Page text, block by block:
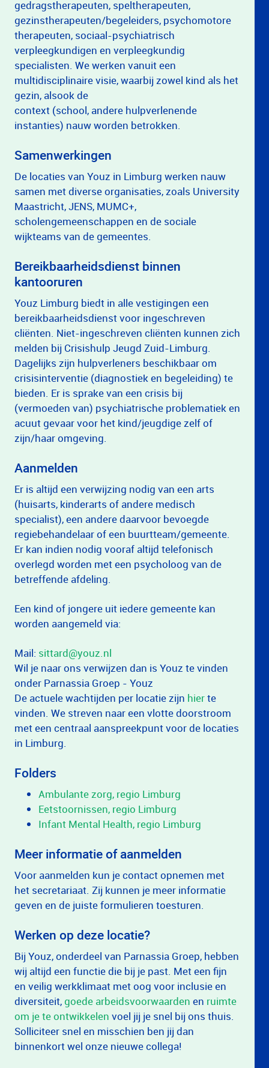
gedragstherapeuten, speltherapeuten,
gezinstherapeuten/begeleiders, psychomotore
therapeuten, sociaal-psychiatrisch
verpleegkundigen en verpleegkundig
specialisten. We werken vanuit een
multidisciplinaire visie, waarbij zowel kind als het
gezin, alsook de
context (school, andere hulpverlenende
instanties) nauw worden betrokken.
Samenwerkingen
De locaties van Youz in Limburg werken nauw
samen met diverse organisaties, zoals University
Maastricht, JENS, MUMC+,
scholengemeenschappen en de sociale
wijkteams van de gemeentes.
Bereikbaarheidsdienst binnen
kantooruren
Youz Limburg biedt in alle vestigingen een
bereikbaarheidsdienst voor ingeschreven
cliënten. Niet-ingeschreven cliënten kunnen zich
melden bij Crisishulp Jeugd Zuid-Limburg.
Dagelijks zijn hulpverleners beschikbaar om
crisisinterventie (diagnostiek en begeleiding) te
bieden. Er is sprake van een crisis bij
(vermoeden van) psychiatrische problematiek en
acuut gevaar voor het kind/jeugdige zelf of
zijn/haar omgeving.
Aanmelden
Er is altijd een verwijzing nodig van een arts
(huisarts, kinderarts of andere medisch
specialist), een andere daarvoor bevoegde
regiebehandelaar of een buurtteam/gemeente.
Er kan indien nodig vooraf altijd telefonisch
overlegd worden met een psycholoog van de
betreffende afdeling.
Een kind of jongere uit iedere gemeente kan
worden aangemeld via:
Mail: sittard@youz.nl
Wil je naar ons verwijzen dan is Youz te vinden
onder Parnassia Groep - Youz
De actuele wachtijden per locatie zijn hierte
vinden. We streven naar een vlotte doorstroom
met een centraal aanspreekpunt voor de locaties
in Limburg.
Folders
Ambulante zorg, regio Limburg
Eetstoornissen, regio Limburg
Infant Mental Health, regio Limburg
Meer informatie of aanmelden
Voor aanmelden kun je contact opnemen met
het secretariaat. Zij kunnen je meer informatie
geven en de juiste formulieren toesturen.
Werken op deze locatie?
Bij Youz, onderdeel van Parnassia Groep, hebben
wij altijd een functie die bij je past. Met een fijn
en veilig werkklimaat met oog voor inclusie en
diversiteit, goede arbeidsvoorwaarden en ruimte
om je te ontwikkelen voel jij je snel bij ons thuis.
Solliciteer snel en misschien ben jij dan
binnenkort wel onze nieuwe collega!